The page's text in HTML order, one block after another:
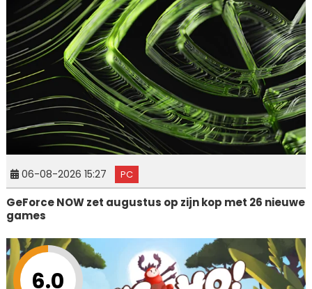
06-08-2026 15:27 PC
GeForce NOW zet augustus op zijn kop met 26 nieuwe
games
6.0